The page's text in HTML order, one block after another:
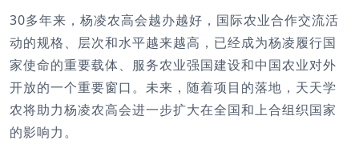
30多年来，杨凌农高会越办越好，国际农业合作交流活
动的规格、层次和水平越来越高，已经成为杨凌履行国
家使命的重要载体、服务农业强国建设和中国农业对外
开放的一个重要窗口。未来，随着项目的落地，天天学
农将助力杨凌农高会进一步扩大在全国和上合组织国家
的影响力。